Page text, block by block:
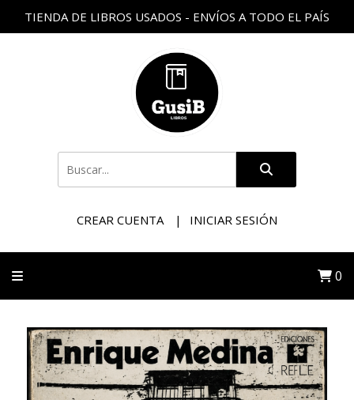
TIENDA DE LIBROS USADOS - ENVÍOS A TODO EL PAÍS
CREAR CUENTA INICIAR SESIÓN
0